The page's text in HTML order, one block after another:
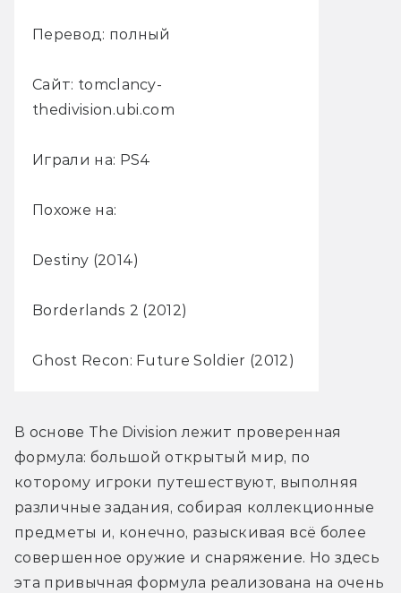
Перевод: полный
Сайт: tomclancy-
thedivision.ubi.com
Играли на: PS4
Похоже на:
Destiny (2014)
Borderlands 2 (2012)
Ghost Recon: Future Soldier (2012)
В основе The Division лежит проверенная
формула: большой открытый мир, по
которому игроки путешествуют, выполняя
различные задания, собирая коллекционные
предметы и, конечно, разыскивая всё более
совершенное оружие и снаряжение. Но здесь
эта привычная формула реализована на очень